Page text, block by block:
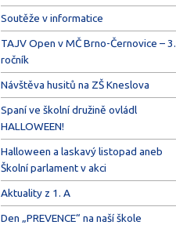
Soutěže v informatice
TAJV Open v MČ Brno-Černovice – 3.
ročník
Návštěva husitů na ZŠ Kneslova
Spaní ve školní družině ovládl
HALLOWEEN!
Halloween a laskavý listopad aneb
Školní parlament v akci
Aktuality z 1. A
Den „PREVENCE“ na naší škole